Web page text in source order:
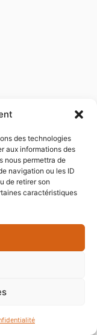
des technologies
aux informations des
nous permettra de
navigation ou les ID
de retirer son
caractéristiques